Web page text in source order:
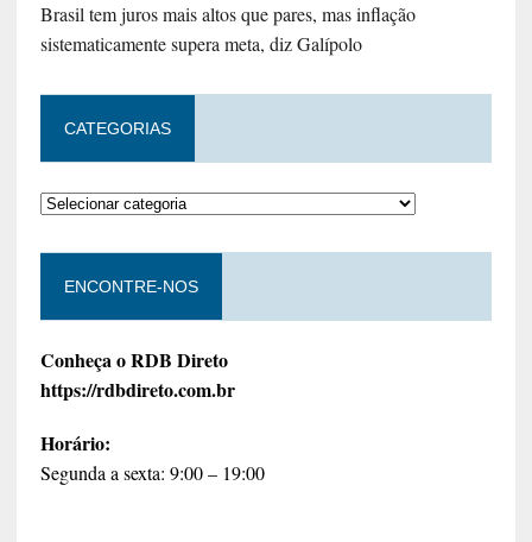
Brasil tem juros mais altos que pares, mas inflação
sistematicamente supera meta, diz Galípolo
CATEGORIAS
ENCONTRE-NOS
Conheça o RDB Direto
https://rdbdireto.com.br
Horário:
Segunda a sexta: 9:00 – 19:00